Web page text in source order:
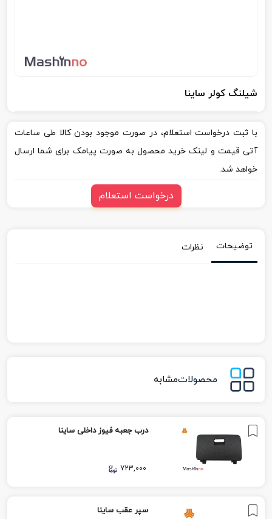
شیلنگ کولر ساینا
با ثبت درخواست استعلام، در صورت موجود بودن کالا طی ساعات
آتی قیمت و لینک خرید محصول به صورت پیامک برای شما ارسال
خواهد شد.
درخواست استعلام
توضیحات نظرات
محصولاتمشابه
درب جعبه فیوز داخلی ساینا
723,000
سپر عقب ساینا